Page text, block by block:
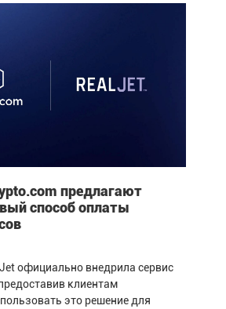
предлагают
способ оплаты
официально внедрила сервис
клиентам
это решение для